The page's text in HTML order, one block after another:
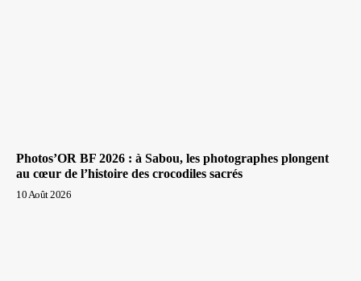
Photos’OR BF 2026 : à Sabou, les photographes plongent
au cœur de l’histoire des crocodiles sacrés
10 Août 2026